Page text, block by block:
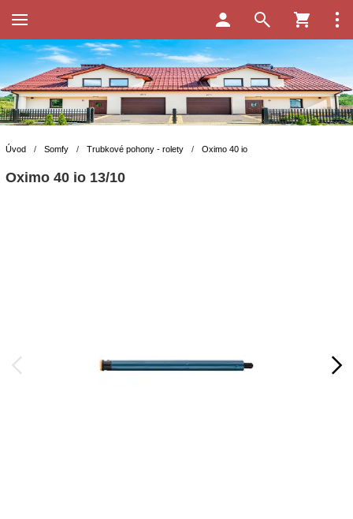
Úvod / Somfy / Trubkové pohony - rolety / Oximo 40 io
Oximo 40 io 13/10